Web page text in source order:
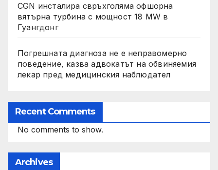
CGN инсталира свръхголяма офшорна
вятърна турбина с мощност 18 MW в
Гуангдонг
Погрешната диагноза не е неправомерно
поведение, казва адвокатът на обвиняемия
лекар пред медицинския наблюдател
Recent Comments
No comments to show.
Archives